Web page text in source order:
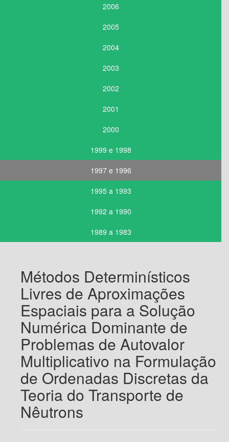
2006
2005
2004
2003
2002
2001
2000
1999 e 1998
1997 e 1996
1995 a 1993
1992 a 1990
1989 a 1983
Métodos Determinísticos
Livres de Aproximações
Espaciais para a Solução
Numérica Dominante de
Problemas de Autovalor
Multiplicativo na Formulação
de Ordenadas Discretas da
Teoria do Transporte de
Nêutrons